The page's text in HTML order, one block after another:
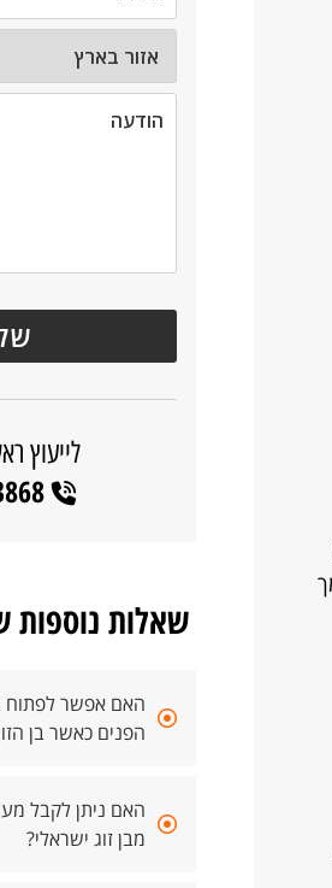
לייעוץ
077-9973868
שאלות נוספות
האם אפשר לפתוח
הפנים כאשר בן
האם ניתן לקבל
מבן זוג ישראלי?